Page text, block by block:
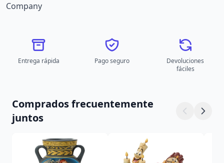
Company
Entrega rápida Pago seguro
Devoluciones
fáciles
Comprados frecuentemente
juntos